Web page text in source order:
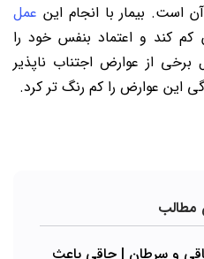
است. بیمار با انجام این عمل
کم کند و اعتماد بنفس خود را
از عوارض اجتناب ناپذیر
این عوارض را کم رنگ تر کرد.
مطالب